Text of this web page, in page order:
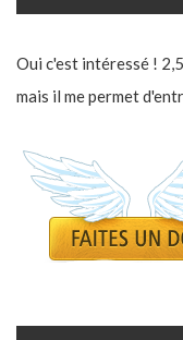
Oui c'est intéressé !
mais il me permet